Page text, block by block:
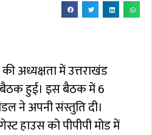
अध्यक्षता में उत्तराखंड
हुई। इस बैठक में 6
ने अपनी संस्तुति दी।
हाउस को पीपीपी मोड में